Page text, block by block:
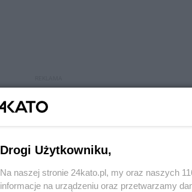
REKLAMA
Drogi Użytkowniku,
Na naszej stronie 24kato.pl, my oraz naszych
informacje na urządzeniu oraz przetwarzamy